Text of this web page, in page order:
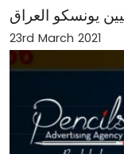
يونسكو العراق
23rd March 2021